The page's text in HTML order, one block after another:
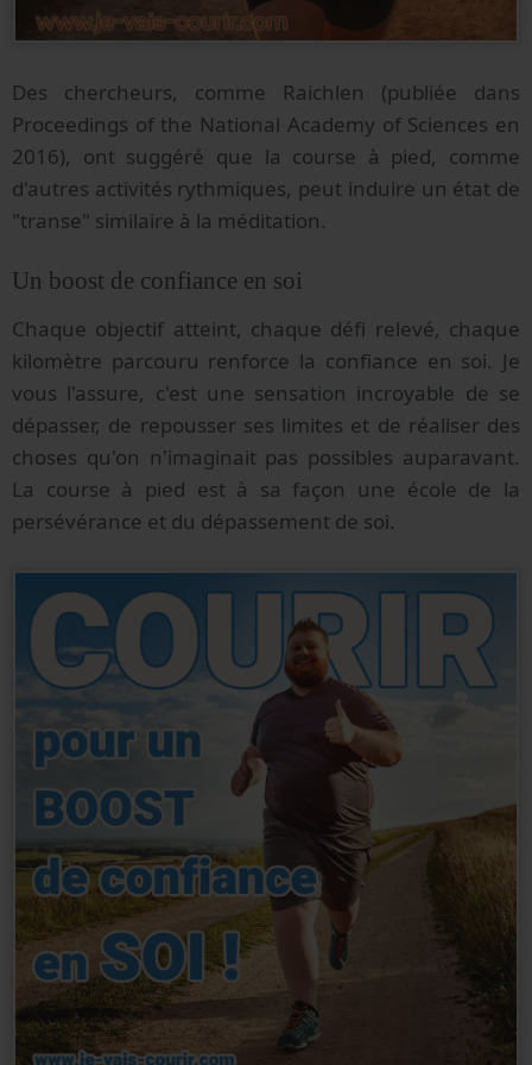
Des chercheurs, comme Raichlen (publiée dans
Proceedings of the National Academy of Sciences en
2016), ont suggéré que la course à pied, comme
d'autres activités rythmiques, peut induire un état de
"transe" similaire à la méditation.
Un boost de confiance en soi
Chaque objectif atteint, chaque défi relevé, chaque
kilomètre parcouru renforce la confiance en soi. Je
vous l'assure, c'est une sensation incroyable de se
dépasser, de repousser ses limites et de réaliser des
choses qu'on n'imaginait pas possibles auparavant.
La course à pied est à sa façon une école de la
persévérance et du dépassement de soi.